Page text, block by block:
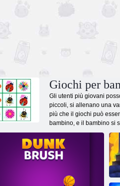
Giochi per
Gli utenti più giovani
piccoli, si allenano una
più che il giochi può
bambino, e il bambino si